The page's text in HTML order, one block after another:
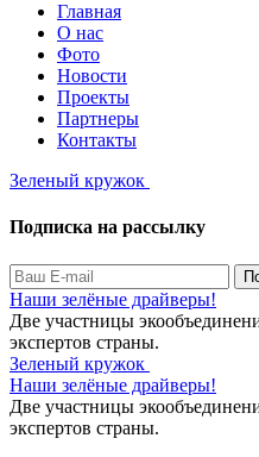
Главная
О нас
Фото
Новости
Проекты
Партнеры
Контакты
Зеленый кружок
Подписка на рассылку
Наши зелёные драйверы!
Две участницы
экспертов страны.
Зеленый кружок
Наши зелёные драйверы!
Две участницы
экспертов страны.